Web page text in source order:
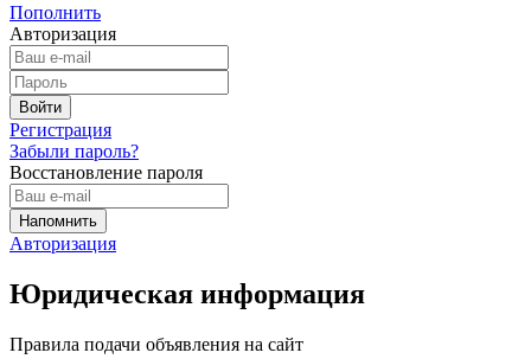
Пополнить
Авторизация
Регистрация
Забыли пароль?
Восстановление пароля
Авторизация
Юридическая информация
Правила подачи объявления на сайт